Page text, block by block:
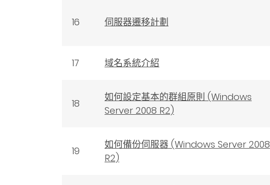
16 伺服器遷移計劃
17 域名系統介紹
18
如何設定基本的群組原則 (Windows
Server 2008 R2)
19
如何備份伺服器 (Windows Server 2008
R2)